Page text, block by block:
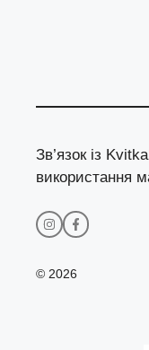
Зв’язок із
використання
© 2026